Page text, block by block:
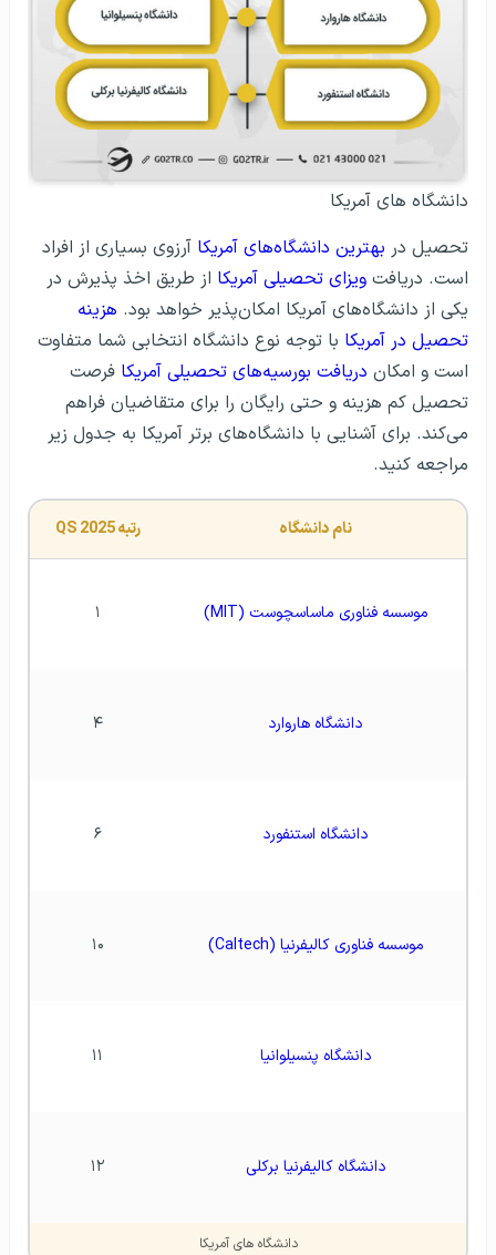
دانشگاه های آمریکا
تحصیل در بهترین دانشگاه‌های آمریکا آرزوی بسیاری از افراد
است. دریافت ویزای تحصیلی آمریکا از طریق اخذ پذیرش در
یکی از دانشگاه‌های آمریکا امکان‌پذیر خواهد بود. هزینه
تحصیل در آمریکا با توجه نوع دانشگاه انتخابی شما متفاوت
است و امکان دریافت بورسیه‌های تحصیلی آمریکا فرصت
تحصیل کم هزینه و حتی رایگان را برای متقاضیان فراهم
می‌کند. برای آشنایی با دانشگاه‌های برتر آمریکا به جدول زیر
مراجعه کنید.
نام دانشگاه رتبه QS 2025
موسسه فناوری ماساسچوست (MIT) ۱
دانشگاه هاروارد ۴
دانشگاه استنفورد ۶
موسسه فناوری کالیفرنیا (Caltech) ۱۰
دانشگاه پنسیلوانیا ۱۱
دانشگاه کالیفرنیا برکلی ۱۲
دانشگاه های آمریکا